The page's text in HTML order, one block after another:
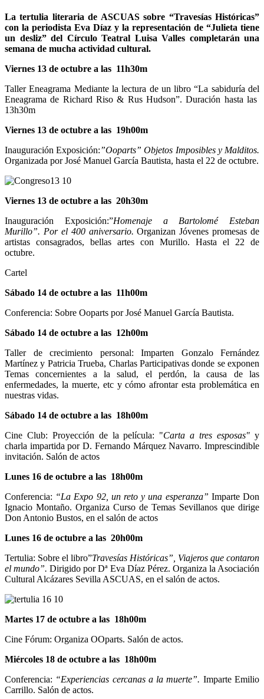
La tertulia literaria de ASCUAS sobre “Travesías Históricas”
con la periodista Eva Díaz y la representación de “Julieta tiene
un desliz” del Círculo Teatral Luisa Valles completarán una
semana de mucha actividad cultural.
Viernes 13 de octubre a las 11h30m
Taller Eneagrama Mediante la lectura de un libro “La sabiduría del
Eneagrama de Richard Riso & Rus Hudson”. Duración hasta las
13h30m
Viernes 13 de octubre a las 19h00m
Inauguración Exposición:”Ooparts” Objetos Imposibles y Malditos.
Organizada por José Manuel García Bautista, hasta el 22 de octubre.
Viernes 13 de octubre a las 20h30m
Inauguración Exposición:”Homenaje a Bartolomé Esteban
Murillo”. Por el 400 aniversario.Organizan Jóvenes promesas de
artistas consagrados, bellas artes con Murillo. Hasta el 22 de
octubre.
Cartel
Sábado 14 de octubre a las 11h00m
Conferencia: Sobre Ooparts por José Manuel García Bautista.
Sábado 14 de octubre a las 12h00m
Taller de crecimiento personal: Imparten Gonzalo Fernández
Martínez y Patricia Trueba, Charlas Participativas donde se exponen
Temas concernientes a la salud, el perdón, la causa de las
enfermedades, la muerte, etc y cómo afrontar esta problemática en
nuestras vidas.
Sábado 14 de octubre a las 18h00m
Cine Club: Proyección de la película: "Carta a tres esposas" y
charla impartida por D. Fernando Márquez Navarro. Imprescindible
invitación. Salón de actos
Lunes 16 de octubre a las 18h00m
Conferencia: “La Expo 92, un reto y una esperanza” Imparte Don
Ignacio Montaño. Organiza Curso de Temas Sevillanos que dirige
Don Antonio Bustos, en el salón de actos
Lunes 16 de octubre a las 20h00m
Tertulia: Sobre el libro”Travesías Históricas”, Viajeros que contaron
el mundo”. Dirigido por Dª Eva Díaz Pérez. Organiza la Asociación
Cultural Alcázares Sevilla ASCUAS, en el salón de actos.
Martes 17 de octubre a las 18h00m
Cine Fórum: Organiza OOparts. Salón de actos.
Miércoles 18 de octubre a las 18h00m
Conferencia: “Experiencias cercanas a la muerte”. Imparte Emilio
Carrillo. Salón de actos.